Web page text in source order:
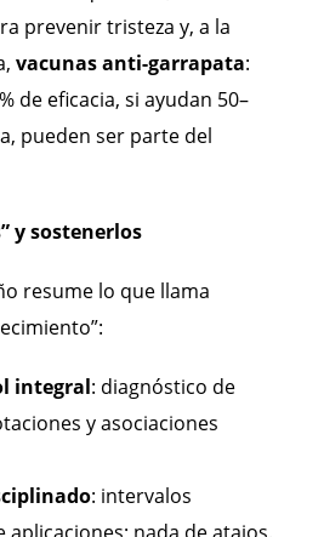
prevenir tristeza y, a la
vacunas anti-garrapata:
de eficacia, si ayudan 50–
pueden ser parte del
y sostenerlos
resume lo que llama
integral: diagnóstico de
y asociaciones
: intervalos
nada de atajos.